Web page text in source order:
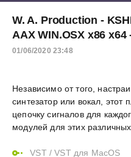
W. A. Production -
AAX WIN.OSX x86
01/06/2020 23:48
Независимо от того,
синтезатор или вокал, этот
цепочку сигналов для
модулей для этих
VST/VST для MacOS